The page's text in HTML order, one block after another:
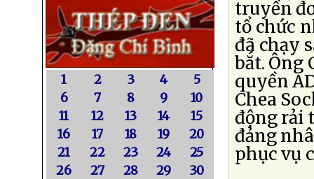
1 2 3 4
5
6
7 8 9
10
11
12 13 14
15
16
17 18 19
20
21
22 23 24
25
26
27 28 29
30
truyền
tổ chức
đã chạy
bắt. Ông
quyền
Chea
động rải
đảng
phục vụ